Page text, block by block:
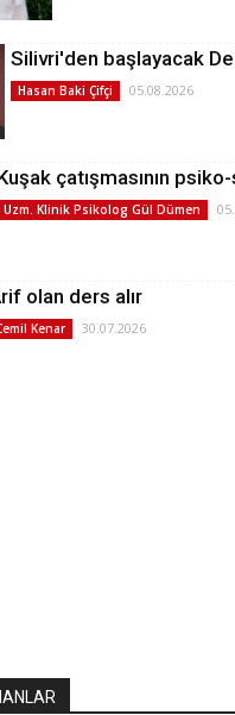
Silivri'den başlayacak
Hasan Baki Çifçi 05.08.2026
çatışmasının
Uzm. Klinik Psikolog Gül Dümen
olan ders alır
Kenar 30.07.2026